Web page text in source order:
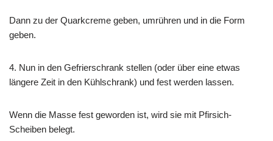
Dann zu der Quarkcreme geben, umrühren und in die Form
geben.
4. Nun in den Gefrierschrank stellen (oder über eine etwas
längere Zeit in den Kühlschrank) und fest werden lassen.
Wenn die Masse fest geworden ist, wird sie mit Pfirsich-
Scheiben belegt.